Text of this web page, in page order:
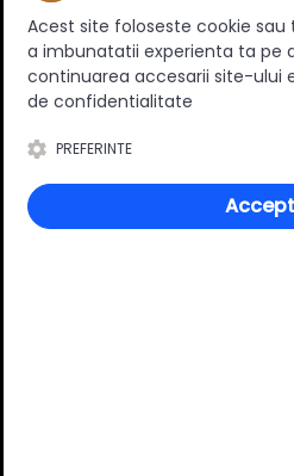
Adauga in cos
Specificatii
Acest site foloseste cookie
a imbunatatii experienta ta pe
continuarea accesarii site-ului esti
de confidentialitate
PREFERINTE